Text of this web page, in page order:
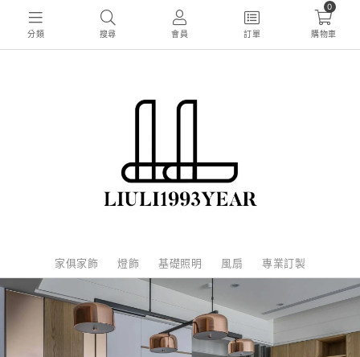
分類 搜尋 會員 訂單
0
購物車
家俱家飾 燈飾 基礎照明 風扇 專業訂製